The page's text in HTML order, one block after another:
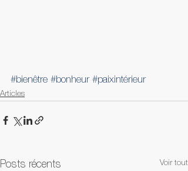
#bienêtre #bonheur #paixintérieur
Articles
Posts récents Voir tout